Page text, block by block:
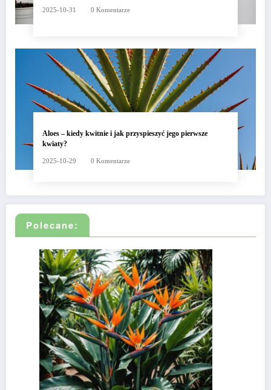
2025-10-31 0 Komentarze
Aloes – kiedy kwitnie i jak przyspieszyć jego pierwsze
kwiaty?
2025-10-29 0 Komentarze
Polecane: